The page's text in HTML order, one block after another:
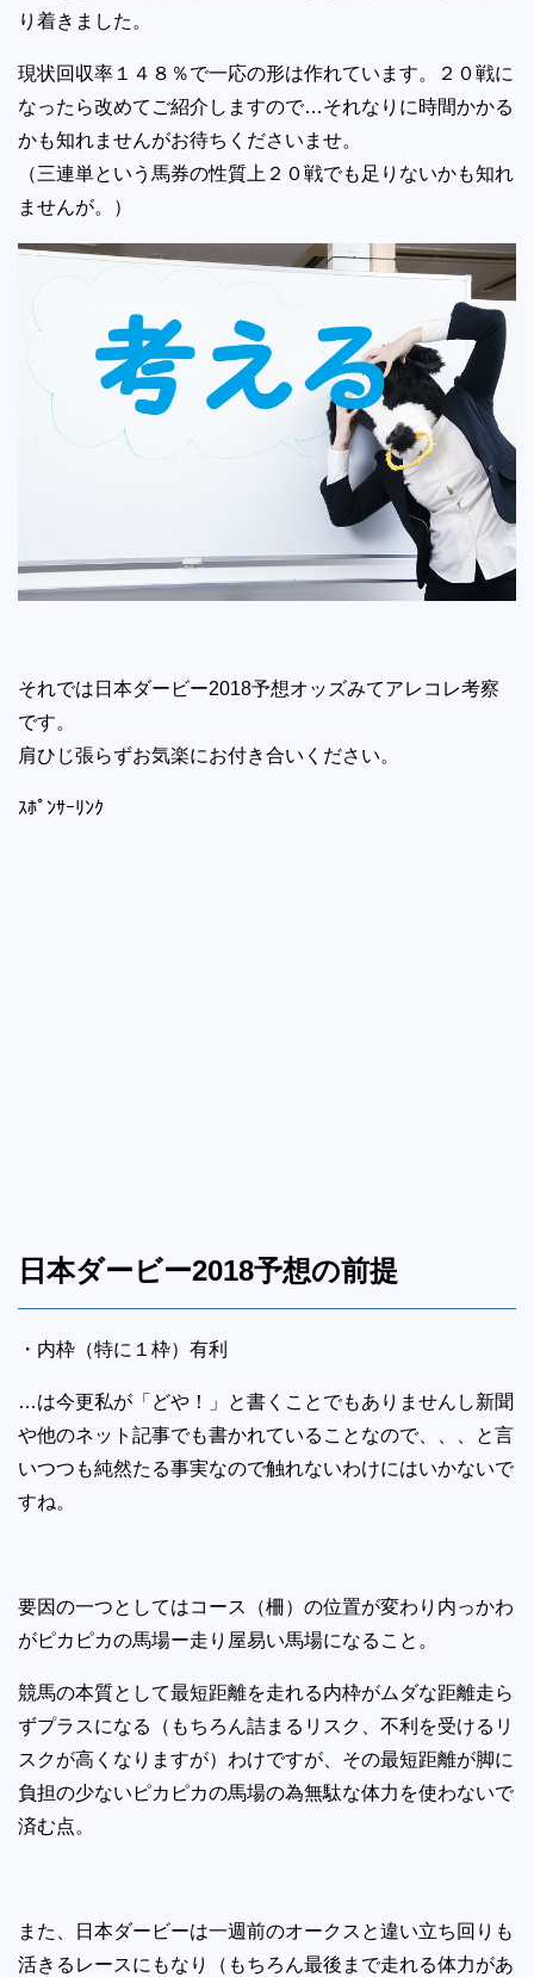
り着きました。
現状回収率１４８％で一応の形は作れています。２０戦に
なったら改めてご紹介しますので…それなりに時間かかる
かも知れませんがお待ちくださいませ。
（三連単という馬券の性質上２０戦でも足りないかも知れ
ませんが。）
それでは日本ダービー2018予想オッズみてアレコレ考察
です。
肩ひじ張らずお気楽にお付き合いください。
ｽﾎﾟﾝｻｰﾘﾝｸ
日本ダービー2018予想の前提
・内枠（特に１枠）有利
…は今更私が「どや！」と書くことでもありませんし新聞
や他のネット記事でも書かれていることなので、、、と言
いつつも純然たる事実なので触れないわけにはいかないで
すね。
要因の一つとしてはコース（柵）の位置が変わり内っかわ
がピカピカの馬場ー走り屋易い馬場になること。
競馬の本質として最短距離を走れる内枠がムダな距離走ら
ずプラスになる（もちろん詰まるリスク、不利を受けるリ
スクが高くなりますが）わけですが、その最短距離が脚に
負担の少ないピカピカの馬場の為無駄な体力を使わないで
済む点。
また、日本ダービーは一週前のオークスと違い立ち回りも
活きるレースにもなり（もちろん最後まで走れる体力があ